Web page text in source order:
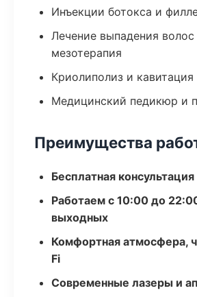
Инъекции ботокса и
Лечение выпадения волос
мезотерапия
Криолиполиз и кавитация
Медицинский педикюр и
Преимущества
Бесплатная
Работаем с 10:00 до
выходных
Комфортная атмосфера,
Fi
Современные лазеры и